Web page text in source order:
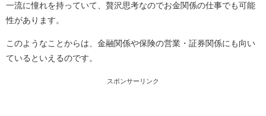
一流に憧れを持っていて、贅沢思考なのでお金関係の仕事でも可能
性があります。
このようなことからは、金融関係や保険の営業・証券関係にも向い
ているといえるのです。
スポンサーリンク